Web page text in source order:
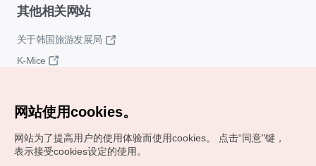
其他相关网站
关于韩国旅游发展局
K-Mice
网站使用cookies。
网站为了提高用户的使用体验而使用cookies。
点击“同意"键，
表示接受cookies设定的使用。